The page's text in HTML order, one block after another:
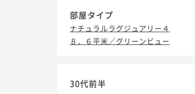
部屋タイプ
ナチュラルラグジュアリー４
８．６平米／グリーンビュー
30代前半